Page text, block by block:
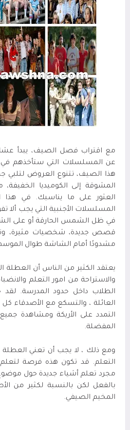
مع اقتراب فصل الصيف، يبدأ
عن المسلسلات التي ستأخذهم في
هذا الصيف، تتنوع العروض لتلبي
المشوقة إلى الكوميديا
العثور على ما يناسبك. في هذا
المسلسلات الأجنبية التي يجب ألا
في ظل الشمس الحارقة أو على
قصص جديدة، شخصيات مثيرة،
مشدودًا أمام الشاشة طوال
يعتقد الكثير من الناس أن العطلة
والاستراحة من امور التعلم
الطلاب داخل حدود المدرسة.
العائلة ، والتسكع مع الأصدقاء كل
التمدد على الأريكة ومشاهدة
المفضلة.
ومع ذلك ، لا يجب أن تعني
التعلم. قد تكون هذه فرصة لتعلم
مجرد تعلم أشياء جديدة حول
بالفعل لكن بالنسبة لكثير من
المخيم الصيفي.